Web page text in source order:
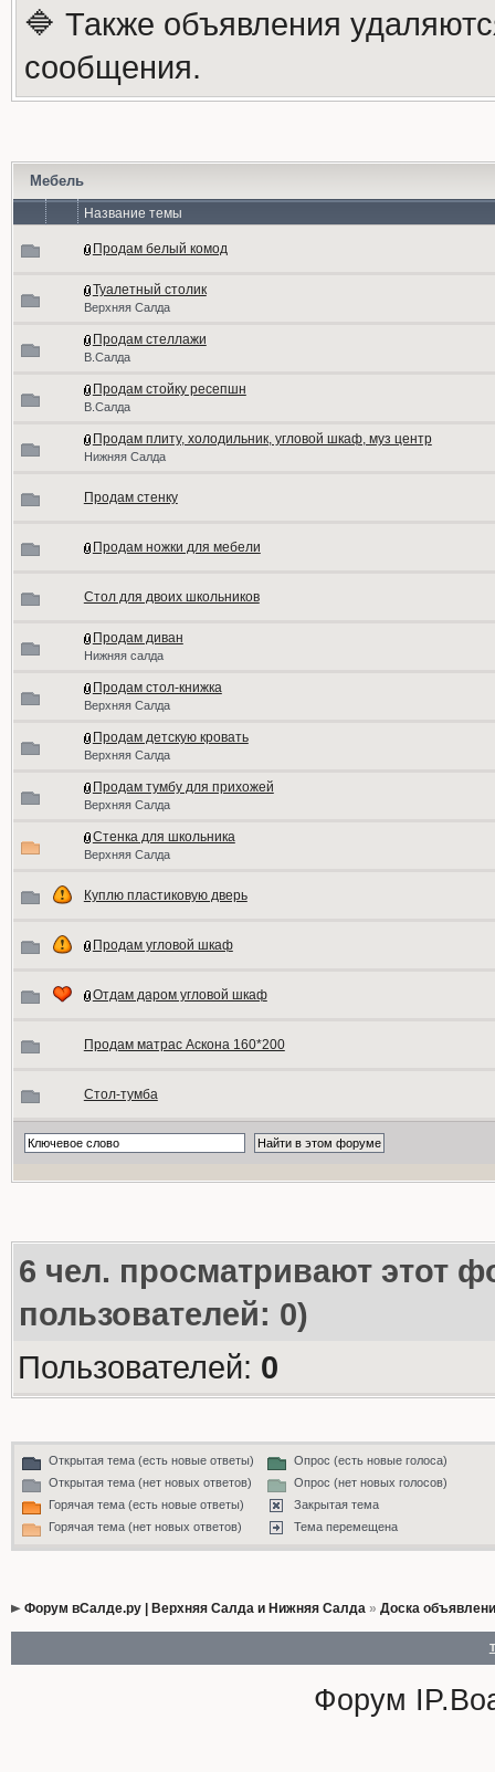
🔷 Также объявления
сообщения.
Мебель
Название темы
Продам белый комод
Туалетный столик
Верхняя Салда
Продам стеллажи
В.Салда
Продам стойку ресепшн
В.Салда
Продам плиту, холодильник, угловой шкаф, муз центр
Нижняя Салда
Продам стенку
Продам ножки для мебели
Стол для двоих школьников
Продам диван
Нижняя салда
Продам стол-книжка
Верхняя Салда
Продам детскую кровать
Верхняя Салда
Продам тумбу для прихожей
Верхняя Салда
Стенка для школьника
Верхняя Салда
Куплю пластиковую дверь
Продам угловой шкаф
Отдам даром угловой шкаф
Продам матрас Аскона 160*200
Стол-тумба
6 чел. просматривают этот
пользователей: 0)
Пользователей: 0
Открытая тема (есть новые ответы)
Открытая тема (нет новых ответов)
Горячая тема (есть новые ответы)
Горячая тема (нет новых ответов)
Опрос (есть новые голоса)
Опрос (нет новых голосов)
Закрытая тема
Тема перемещена
Форум вСалде.ру | Верхняя Салда и Нижняя Салда» Доска
Форум